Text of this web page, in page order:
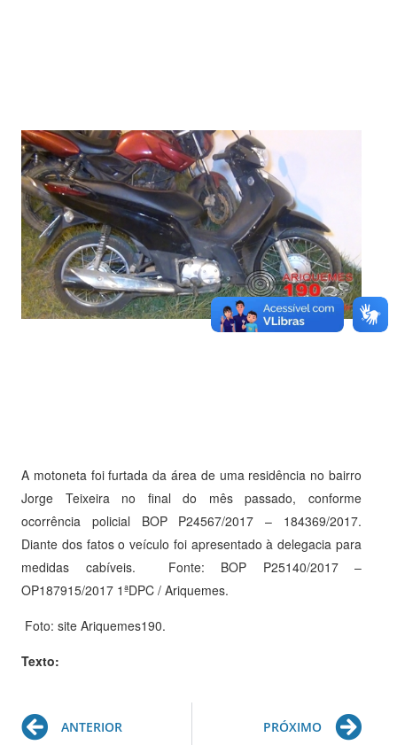
A motoneta foi furtada da área de uma residência no bairro
Jorge Teixeira no final do mês passado, conforme
ocorrência policial BOP P24567/2017 – 184369/2017.
Diante dos fatos o veículo foi apresentado à delegacia para
medidas cabíveis. Fonte: BOP P25140/2017 –
OP187915/2017 1ªDPC / Ariquemes.
Foto: site Ariquemes190.​​
Texto:
Prev
ANTERIOR PRÓXIMO